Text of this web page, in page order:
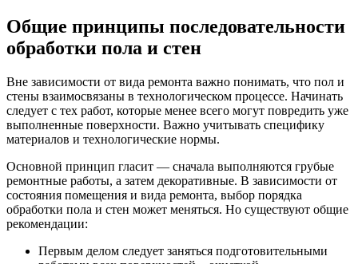
Общие принципы последовательности
обработки пола и стен
Вне зависимости от вида ремонта важно понимать, что пол и
стены взаимосвязаны в технологическом процессе. Начинать
следует с тех работ, которые менее всего могут повредить уже
выполненные поверхности. Важно учитывать специфику
материалов и технологические нормы.
Основной принцип гласит — сначала выполняются грубые
ремонтные работы, а затем декоративные. В зависимости от
состояния помещения и вида ремонта, выбор порядка
обработки пола и стен может меняться. Но существуют общие
рекомендации:
Первым делом следует заняться подготовительными